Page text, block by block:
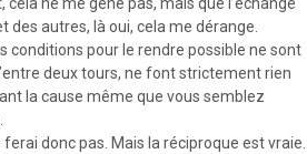
autres, là oui, cela me dérange.
conditions pour le rendre possible ne sont
deux tours, ne font strictement rien
la cause même que vous semblez
donc pas. Mais la réciproque est vraie.